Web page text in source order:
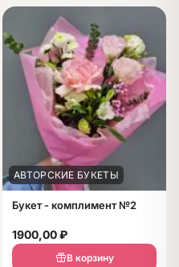
АВТОРСКИЕ БУКЕТЫ
Букет - комплимент №2
1900,00₽
В корзину